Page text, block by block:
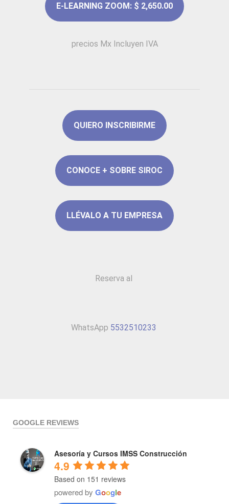
E-LEARNING ZOOM: $ 2,650.00
precios Mx Incluyen IVA
QUIERO INSCRIBIRME
CONOCE + SOBRE SIROC
LLÉVALO A TU EMPRESA
Reserva al
WhatsApp 5532510233
GOOGLE REVIEWS
Asesoría y Cursos IMSS Construcción
4.9
Based on 151 reviews
powered by Google